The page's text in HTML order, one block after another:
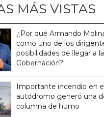
MÁS VISTAS
¿Por qué Armando
como uno de los
posibilidades de llegar a la
Gobernación?
Importante incendio en
autódromo generó una
columna de humo